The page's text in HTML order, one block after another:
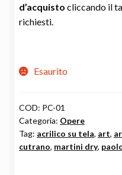
d’acquisto cliccando il
richiesti.
Esaurito
COD: PC-01
Categoria: Opere
Tag: acrilico su tela, art,
cutrano, martini dry,